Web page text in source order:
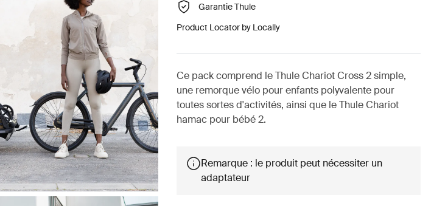
Garantie Thule
Product Locator by Locally
Ce pack comprend le Thule Chariot Cross 2 simple,
une remorque vélo pour enfants polyvalente pour
toutes sortes d'activités, ainsi que le Thule Chariot
hamac pour bébé 2.
Remarque : le produit peut nécessiter un
adaptateur